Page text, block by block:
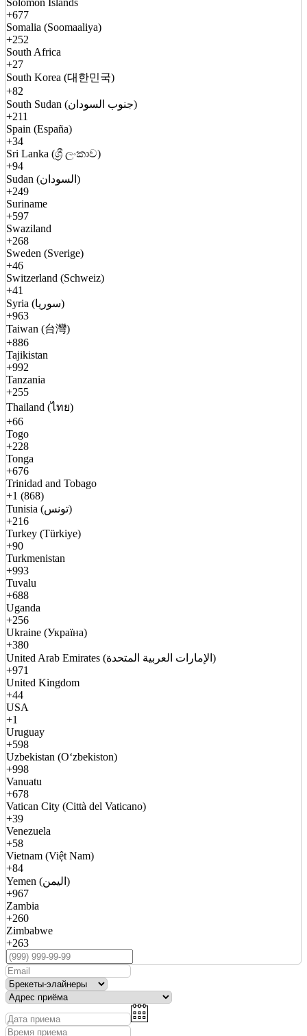
Solomon Islands
+677
Somalia (Soomaaliya)
+252
South Africa
+27
South Korea (대한민국)
+82
South Sudan (جنوب السودان)
+211
Spain (España)
+34
Sri Lanka (ශ්‍රී ලංකාව)
+94
Sudan (السودان)
+249
Suriname
+597
Swaziland
+268
Sweden (Sverige)
+46
Switzerland (Schweiz)
+41
Syria (سوريا)
+963
Taiwan (台灣)
+886
Tajikistan
+992
Tanzania
+255
Thailand (ไทย)
+66
Togo
+228
Tonga
+676
Trinidad and Tobago
+1 (868)
Tunisia (تونس)
+216
Turkey (Türkiye)
+90
Turkmenistan
+993
Tuvalu
+688
Uganda
+256
Ukraine (Україна)
+380
United Arab Emirates (الإمارات العربية المتحدة)
+971
United Kingdom
+44
USA
+1
Uruguay
+598
Uzbekistan (Oʻzbekiston)
+998
Vanuatu
+678
Vatican City (Città del Vaticano)
+39
Venezuela
+58
Vietnam (Việt Nam)
+84
Yemen (اليمن)
+967
Zambia
+260
Zimbabwe
+263